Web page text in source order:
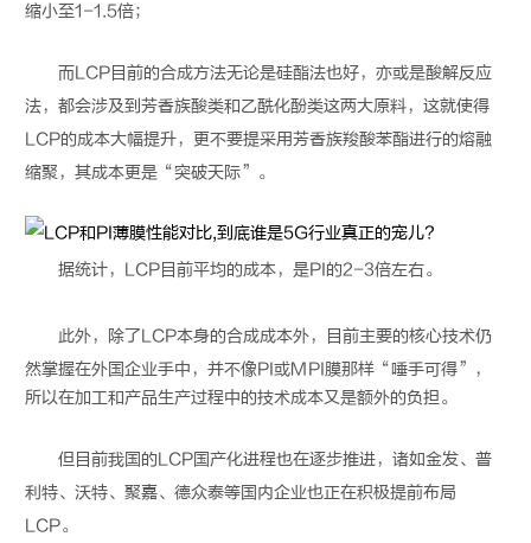
缩小至1-1.5倍；
而LCP目前的合成方法无论是硅酯法也好，亦或是酸解反应
法，都会涉及到芳香族酸类和乙酰化酚类这两大原料，这就使得
LCP的成本大幅提升，更不要提采用芳香族羧酸苯酯进行的熔融
缩聚，其成本更是“突破天际”。
据统计， LCP目前平均的成本，是PI的2-3倍左右。
此外，除了LCP本身的合成成本外，目前主要的核心技术仍
然掌握在外国企业手中，并不像PI或MPI膜那样“唾手可得”，
所以在加工和产品生产过程中的技术成本又是额外的负担。
但目前我国的LCP国产化进程也在逐步推进，诸如金发、普
利特、沃特、聚嘉、德众泰等国内企业也正在积极提前布局
LCP。